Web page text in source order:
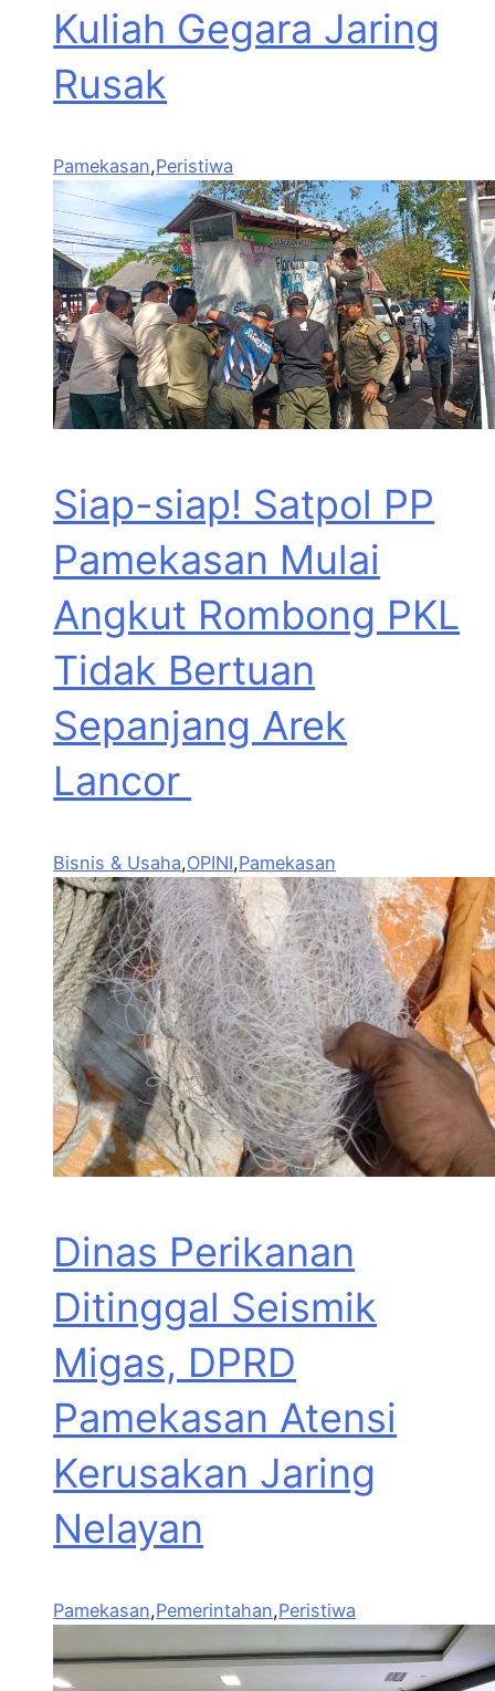
Kuliah Gegara Jaring
Rusak
Pamekasan,Peristiwa
Siap-siap! Satpol PP
Pamekasan Mulai
Angkut Rombong PKL
Tidak Bertuan
Sepanjang Arek
Lancor
Bisnis & Usaha,OPINI,Pamekasan
Dinas Perikanan
Ditinggal Seismik
Migas, DPRD
Pamekasan Atensi
Kerusakan Jaring
Nelayan
Pamekasan,Pemerintahan,Peristiwa